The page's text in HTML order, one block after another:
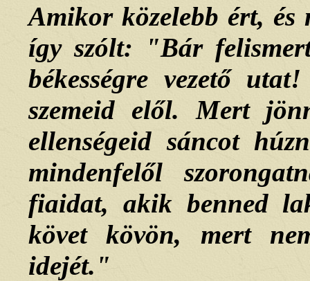
Amikor közelebb ért, és
így szólt: "Bár
békességre vezető
szemeid elől. Mert
ellenségeid sáncot
mindenfelől
fiaidat, akik benned
követ kövön, mert
idejét."